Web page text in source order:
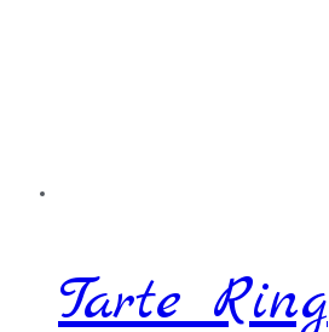
Tarte Ring